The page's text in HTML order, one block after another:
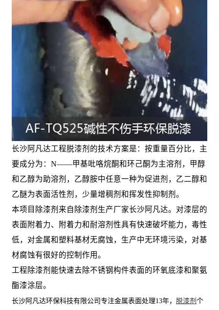
长沙阿凡达工程脱漆剂的技术方案是：按重量百分比，主
要成分为：N——甲基吡咯烷酮和环己酮为主溶剂，甲醇
和乙醇为助溶剂，乙醇胺中任意一种为促进剂，乙二醇和
乙醚为表面活性剂，少量增稠剂和挥发性抑制剂。
本项目除漆剂来自除漆剂生产厂家长沙阿凡达。对漆层的
表面附着力、附着力和耐溶剂性具有快速破坏能力，毒性
低，对金属和塑料基材无腐蚀，生产中无环境污染，对基
材腐蚀有很好的控制作用。
工程除漆剂能快速去除不锈钢构件表面的环氧底漆和聚氨
酯漆涂层。
长沙阿凡达环保科技有限公司专注金属表面处理13年， 脱漆剂 个